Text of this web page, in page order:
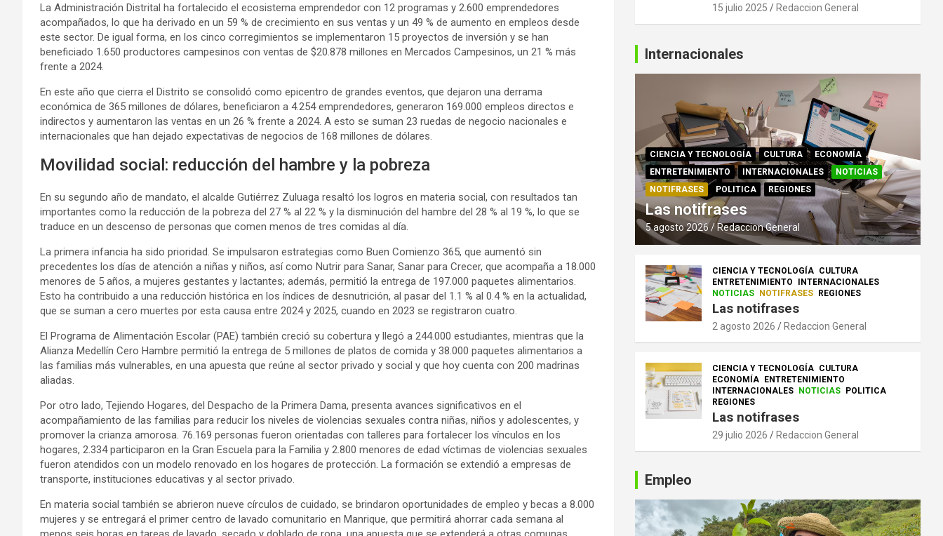
La Administración Distrital ha fortalecido el ecosistema emprendedor con 12 programas y 2.600 emprendedores
acompañados, lo que ha derivado en un 59 % de crecimiento en sus ventas y un 49 % de aumento en empleos desde
este sector. De igual forma, en los cinco corregimientos se implementaron 15 proyectos de inversión y se han
beneficiado 1.650 productores campesinos con ventas de $20.878 millones en Mercados Campesinos, un 21 % más
frente a 2024.
En este año que cierra el Distrito se consolidó como epicentro de grandes eventos, que dejaron una derrama
económica de 365 millones de dólares, beneficiaron a 4.254 emprendedores, generaron 169.000 empleos directos e
indirectos y aumentaron las ventas en un 26 % frente a 2024. A esto se suman 23 ruedas de negocio nacionales e
internacionales que han dejado expectativas de negocios de 168 millones de dólares.
Movilidad social: reducción del hambre y la pobreza
En su segundo año de mandato, el alcalde Gutiérrez Zuluaga resaltó los logros en materia social, con resultados tan
importantes como la reducción de la pobreza del 27 % al 22 % y la disminución del hambre del 28 % al 19 %, lo que se
traduce en un descenso de personas que comen menos de tres comidas al día.
La primera infancia ha sido prioridad. Se impulsaron estrategias como Buen Comienzo 365, que aumentó sin
precedentes los días de atención a niñas y niños, así como Nutrir para Sanar, Sanar para Crecer, que acompaña a 18.000
menores de 5 años, a mujeres gestantes y lactantes; además, permitió la entrega de 197.000 paquetes alimentarios.
Esto ha contribuido a una reducción histórica en los índices de desnutrición, al pasar del 1.1 % al 0.4 % en la actualidad,
que se suman a cero muertes por esta causa entre 2024 y 2025, cuando en 2023 se registraron cuatro.
El Programa de Alimentación Escolar (PAE) también creció su cobertura y llegó a 244.000 estudiantes, mientras que la
Alianza Medellín Cero Hambre permitió la entrega de 5 millones de platos de comida y 38.000 paquetes alimentarios a
las familias más vulnerables, en una apuesta que reúne al sector privado y social y que hoy cuenta con 200 madrinas
aliadas.
Por otro lado, Tejiendo Hogares, del Despacho de la Primera Dama, presenta avances significativos en el
acompañamiento de las familias para reducir los niveles de violencias sexuales contra niñas, niños y adolescentes, y
promover la crianza amorosa. 76.169 personas fueron orientadas con talleres para fortalecer los vínculos en los
hogares, 2.334 participaron en la Gran Escuela para la Familia y 2.800 menores de edad víctimas de violencias sexuales
fueron atendidos con un modelo renovado en los hogares de protección. La formación se extendió a empresas de
transporte, instituciones educativas y al sector privado.
En materia social también se abrieron nueve círculos de cuidado, se brindaron oportunidades de empleo y becas a 8.000
mujeres y se entregará el primer centro de lavado comunitario en Manrique, que permitirá ahorrar cada semana al
15 julio 2025 Redaccion General
Internacionales
CIENCIA Y TECNOLOGÍA CULTURA
ECONOMÍA
ENTRETENIMIENTO
INTERNACIONALES
NOTICIAS
NOTIFRASES
POLITICA REGIONES
Las notifrases
5 agosto 2026 Redaccion General
CIENCIA Y TECNOLOGÍA CULTURA
ENTRETENIMIENTO
INTERNACIONALES
NOTICIAS
NOTIFRASES REGIONES
Las notifrases
2 agosto 2026 Redaccion General
CIENCIA Y TECNOLOGÍA CULTURA
ECONOMÍA
ENTRETENIMIENTO
INTERNACIONALES
NOTICIAS
POLITICA
REGIONES
Las notifrases
29 julio 2026 Redaccion General
Empleo